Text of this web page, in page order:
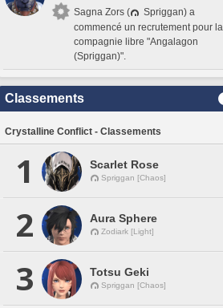
Sagna Zors (
Spriggan) a
commencé un recrutement pour la
compagnie libre "Angalagon
(Spriggan)".
Classements
Crystalline Conflict - Classements
1 Scarlet Rose
Spriggan [Chaos]
2 Aura Sphere
Zodiark [Light]
3 Totsu Geki
Spriggan [Chaos]